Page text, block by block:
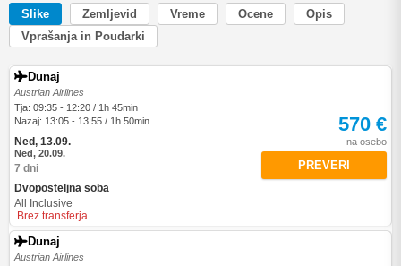
Slike Zemljevid Vreme Ocene
Opis
Vprašanja in Poudarki
Dunaj
Austrian Airlines
Tja: 09:35 - 12:20 / 1h 45min
Nazaj: 13:05 - 13:55 / 1h 50min
Ned, 13.09.
Ned, 20.09.
7 dni
Dvoposteljna soba
All Inclusive
Brez transferja
570 €
na osebo
PREVERI
Dunaj
Austrian Airlines